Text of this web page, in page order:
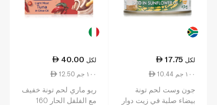
17.75 لكل
10.44 ١٠٠ جم
جون وست لحم تونة
بيضاء صلبة في زيت دوار
40.00 لكل
12.50 ١٠٠ جم
ريو ماري لحم تونة خفيف
مع الفلفل الحار 160